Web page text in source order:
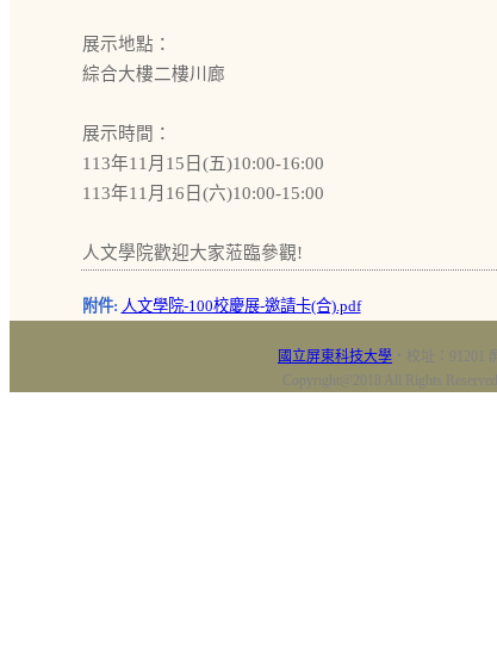
展示地點：
綜合大樓二樓川廊
展示時間：
113年11月15日(五)10:00-16:00
113年11月16日(六)10:00-15:00
人文學院歡迎大家蒞臨參觀!
附件: 人文學院-100校慶展-邀請卡(合).pdf
國立屏東科技大學